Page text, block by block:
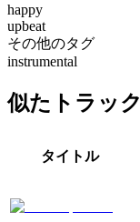
happy
upbeat
その他のタグ
instrumental
似たトラック
タイトル